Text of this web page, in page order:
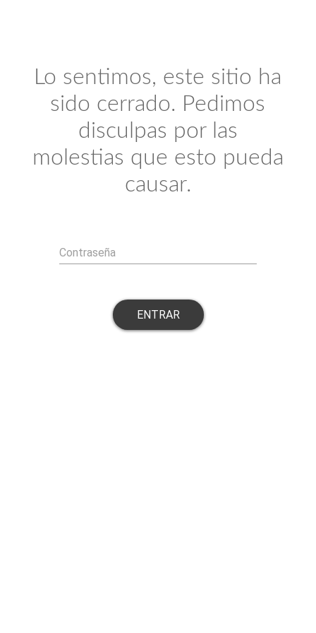
Lo sentimos, este sitio ha
sido cerrado. Pedimos
disculpas por las
molestias que esto pueda
causar.
Contraseña
ENTRAR